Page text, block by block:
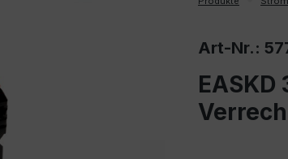
Art-Nr.:
EASKD